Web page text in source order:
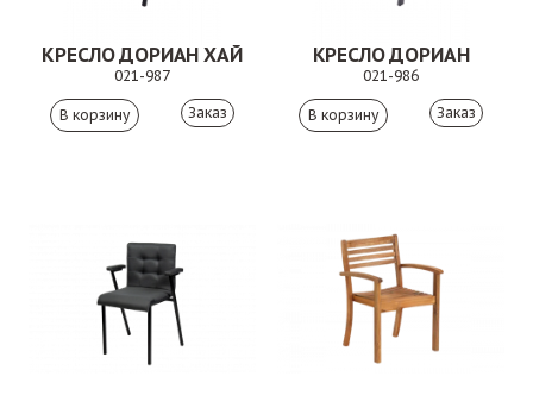
КРЕСЛО ДОРИАН ХАЙ
021-987
Заказ
КРЕСЛО ДОРИАН
021-986
Заказ